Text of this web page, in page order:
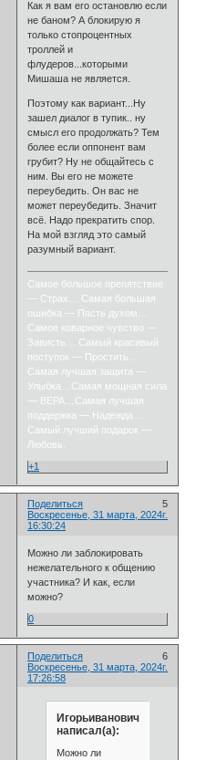
Как я вам его остановлю если
не баном? А блокирую я
только стопроцентных
троллей и
флудеров...которыми
Мишаша не является.
Поэтому как вариант...Ну
зашел диалог в тупик.. ну
смысл его продолжать? Тем
более если оппонент вам
грубит? Ну не общайтесь с
ним. Вы его не можете
переубедить. Он вас не
может переубедить. Значит
всё. Надо прекратить спор.
На мой взгляд это самый
разумный вариант.
Самое большое препятствие
— Страх… Самая большая
ошибка — Пасть духом…
Самое коварное чувство —
Зависть… Самый красивый
поступок — Простить…
Самая лучшая защита —
Улыбка…Самая мощная сила
— ВЕРА…Самая лучшая
поддержка — Надежда…
Самый лучший подарок —
Любовь.
+1
Поделиться
5
Воскресенье, 31 марта, 2024г.
16:30:24
Можно ли заблокировать
нежелательного к общению
участника? И как, если
можно?
0
Поделиться
6
Воскресенье, 31 марта, 2024г.
17:26:58
Игорьиванович
написал(а):
Можно ли